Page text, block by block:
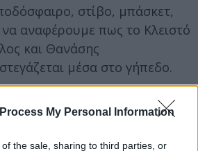
My Personal Information
the sale, sharing to third parties, or
στίβο, μπάσκετ,
να αναφέρουμε πως το Κλειστό
και Θανάσης
μέσα στο γήπεδο.
κλειστό γυμναστήριο που
θέσεωνκαι πήρε το όνομα του